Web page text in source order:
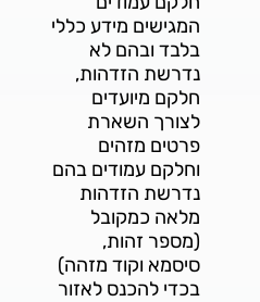
המגישים מידע כללי
בלבד ובהם לא
נדרשת הזדהות,
חלקם מיועדים
לצורך השארת
פרטים מזהים
וחלקם עמודים בהם
נדרשת הזדהות
מלאה כמקובל
(מספר זהות,
סיסמא וקוד מזהה)
בכדי להכנס לאזור